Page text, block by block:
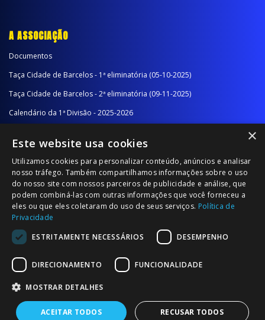
A ASSOCIAÇÃO
Documentos
Taça Cidade de Barcelos - 1ª eliminatória (05-10-2025)
Taça Cidade de Barcelos - 2ª eliminatória (09-11-2025)
Calendário da 1ª Divisão - 2025-2026
Calendário da 2ª Divisão - Série B - 2025-2026
Calendário da Época
NOTÍCIAS/COMUNICADOS
Notícias
Comunicados
© 2026 Associação Futebol Popular Barcelos
×
Este website usa cookies
Utilizamos cookies para personalizar conteúdo, anúncios e analisar
nosso tráfego. Também compartilhamos informações sobre o uso
do nosso site com nossos parceiros de publicidade e análise, que
podem combiná-las com outras informações que você forneceu a
eles ou que eles coletaram do uso de seus serviços. Política de
Privacidade
ESTRITAMENTE NECESSÁRIOS
DESEMPENHO
DIRECIONAMENTO FUNCIONALIDADE
MOSTRAR DETALHES
ACEITAR TODOS RECUSAR TODOS